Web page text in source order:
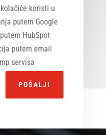
koristi u
putem Google
HubSpot
putem email
servisa
POŠALJI